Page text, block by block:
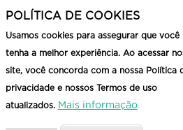
POLÍTICA DE COOKIES
Usamos cookies para assegurar que você
tenha a melhor experiência. Ao acessar
site, você concorda com a nossa Política
privacidade e nossos Termos de uso
atualizados. Mais informação